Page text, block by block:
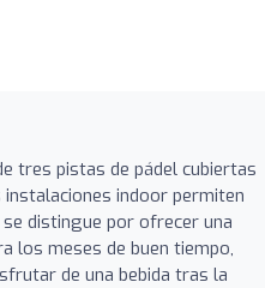
tres pistas de pádel cubiertas
indoor permiten
distingue por ofrecer una
los meses de buen tiempo,
de una bebida tras la